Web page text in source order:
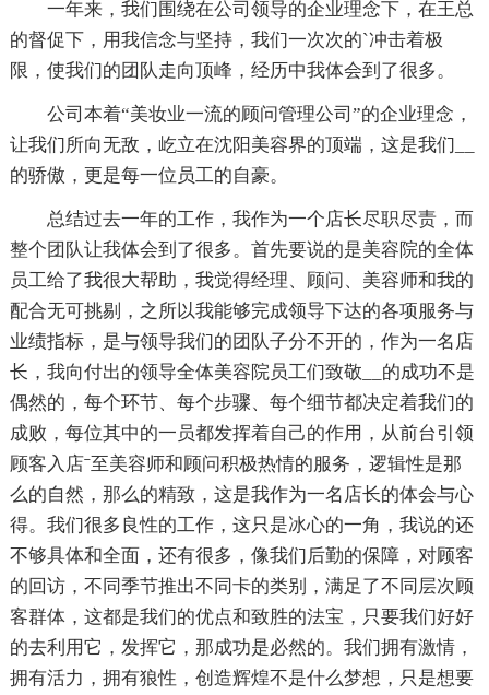
一年来，我们围绕在公司领导的企业理念下，在王总
的督促下，用我信念与坚持，我们一次次的`冲击着极
限，使我们的团队走向顶峰，经历中我体会到了很多。
公司本着“美妆业一流的顾问管理公司”的企业理念，
让我们所向无敌，屹立在沈阳美容界的顶端，这是我们__
的骄傲，更是每一位员工的自豪。
总结过去一年的工作，我作为一个店长尽职尽责，而
整个团队让我体会到了很多。首先要说的是美容院的全体
员工给了我很大帮助，我觉得经理、顾问、美容师和我的
配合无可挑剔，之所以我能够完成领导下达的各项服务与
业绩指标，是与领导我们的团队子分不开的，作为一名店
长，我向付出的领导全体美容院员工们致敬__的成功不是
偶然的，每个环节、每个步骤、每个细节都决定着我们的
成败，每位其中的一员都发挥着自己的作用，从前台引领
顾客入店ˉ至美容师和顾问积极热情的服务，逻辑性是那
么的自然，那么的精致，这是我作为一名店长的体会与心
得。我们很多良性的工作，这只是冰心的一角，我说的还
不够具体和全面，还有很多，像我们后勤的保障，对顾客
的回访，不同季节推出不同卡的类别，满足了不同层次顾
客群体，这都是我们的优点和致胜的法宝，只要我们好好
的去利用它，发挥它，那成功是必然的。我们拥有激情，
拥有活力，拥有狼性，创造辉煌不是什么梦想，只是想要